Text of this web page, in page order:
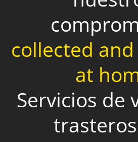
collected
at
Servicios de